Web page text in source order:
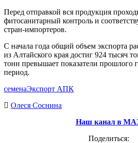
Перед отправкой вся продукция
фитосанитарный контроль и
стран-импортеров.
С начала года общий объем экспорта
из Алтайского края достиг 924 тысяч
тонн превышает показатели прошлого
период.
семенаЭкспорт АПК
Олеся Соснина
Наш канал в
Поделиться: